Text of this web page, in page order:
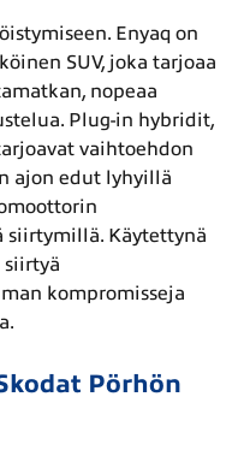
Enyaq on
SUV, joka tarjoaa
nopeaa
Plug-in hybridit,
vaihtoehdon
ajon edut lyhyillä
Käytettynä
siirtyä
kompromisseja
Pörhön